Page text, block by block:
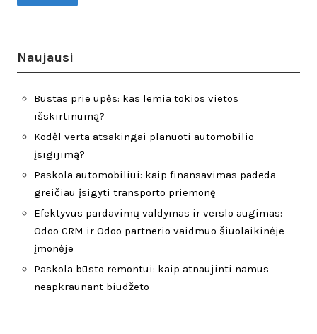
Naujausi
Būstas prie upės: kas lemia tokios vietos
išskirtinumą?
Kodėl verta atsakingai planuoti automobilio
įsigijimą?
Paskola automobiliui: kaip finansavimas padeda
greičiau įsigyti transporto priemonę
Efektyvus pardavimų valdymas ir verslo augimas:
Odoo CRM ir Odoo partnerio vaidmuo šiuolaikinėje
įmonėje
Paskola būsto remontui: kaip atnaujinti namus
neapkraunant biudžeto